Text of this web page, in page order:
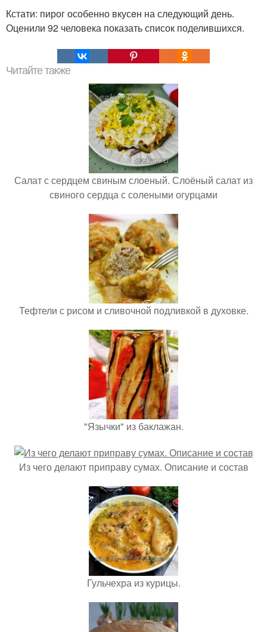
Кстати: пирог особенно вкусeн на следующий день.
Оценили 92 человека показать список поделившихся.
Читайте также
Салат с сердцем свиным слоеный. Слоёный салат из
свиного сердца с солеными огурцами
Тефтели с рисом и сливочной подливкой в духовке.
"Язычки" из баклажан.
Из чего делают приправу сумах. Описание и состав
Гульчехра из курицы.